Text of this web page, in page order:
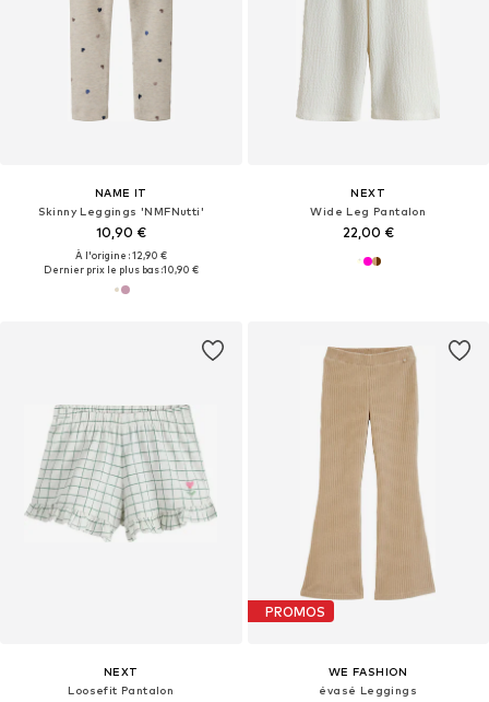
NAME IT
Skinny Leggings 'NMFNutti'
10,90 €
À l'origine : 12,90 €
Dernier prix le plus bas :10,90 €
NEXT
Wide Leg Pantalon
22,00 €
NEXT
Loosefit Pantalon
PROMOS
WE FASHION
évasé Leggings